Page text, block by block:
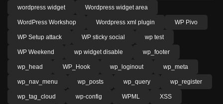
wordpress widget Wordpress widget area
WordPress Workshop Wordpress xml plugin WP Pivo
WP Setup attack WP sticky social wp test
WP Weekend wp widget disable wp_footer
wp_head WP_Hook wp_loginout wp_meta
wp_nav_menu wp_posts wp_query wp_register
wp_tag_cloud wp-config WPML XSS